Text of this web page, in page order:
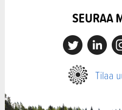
SEURAA
X Linkedin
Tilaa